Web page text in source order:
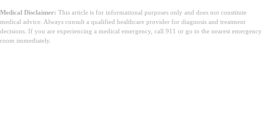
Medical Disclaimer: This article is for informational purposes only and does not constitute
medical advice. Always consult a qualified healthcare provider for diagnosis and treatment
decisions. If you are experiencing a medical emergency, call 911 or go to the nearest emergency
room immediately.